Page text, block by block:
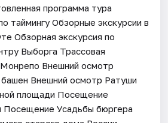
программа тура
таймингу Обзорные экскурсии в
Обзорная экскурсия по
Выборга Трассовая
Монрепо Внешний осмотр
башен Внешний осмотр Ратуши
площади Посещение
Посещение Усадьбы бюргера